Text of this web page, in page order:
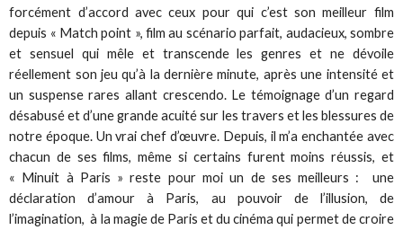
forcément d’accord avec ceux pour qui c’est son meilleur film
depuis « Match point », film au scénario parfait, audacieux, sombre
et sensuel qui mêle et transcende les genres et ne dévoile
réellement son jeu qu’à la dernière minute, après une intensité et
un suspense rares allant crescendo. Le témoignage d’un regard
désabusé et d’une grande acuité sur les travers et les blessures de
notre époque. Un vrai chef d’œuvre. Depuis, il m’a enchantée avec
chacun de ses films, même si certains furent moins réussis, et
« Minuit à Paris » reste pour moi un de ses meilleurs : une
déclaration d’amour à Paris, au pouvoir de l’illusion, de
l’imagination, à la magie de Paris et du cinéma qui permet de croire